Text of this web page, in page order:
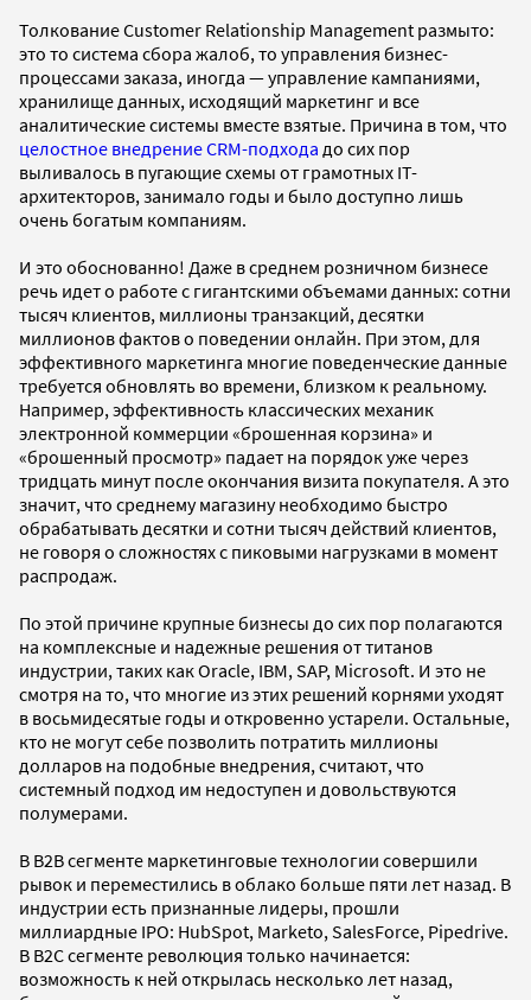
Толкование Сustomer Relationship Management размыто:
это то система сбора жалоб, то управления бизнес-
процессами заказа, иногда — управление кампаниями,
хранилище данных, исходящий маркетинг и все
аналитические системы вместе взятые. Причина в том, что
целостное внедрение CRM-подхода до сих пор
выливалось в пугающие схемы от грамотных IT-
архитекторов, занимало годы и было доступно лишь
очень богатым компаниям.
И это обоснованно! Даже в среднем розничном бизнесе
речь идет о работе с гигантскими объемами данных: сотни
тысяч клиентов, миллионы транзакций, десятки
миллионов фактов о поведении онлайн. При этом, для
эффективного маркетинга многие поведенческие данные
требуется обновлять во времени, близком к реальному.
Например, эффективность классических механик
электронной коммерции «брошенная корзина» и
«брошенный просмотр» падает на порядок уже через
тридцать минут после окончания визита покупателя. А это
значит, что среднему магазину необходимо быстро
обрабатывать десятки и сотни тысяч действий клиентов,
не говоря о сложностях с пиковыми нагрузками в момент
распродаж.
По этой причине крупные бизнесы до сих пор полагаются
на комплексные и надежные решения от титанов
индустрии, таких как Oracle, IBM, SAP, Microsoft. И это не
смотря на то, что многие из этих решений корнями уходят
в восьмидесятые годы и откровенно устарели. Остальные,
кто не могут себе позволить потратить миллионы
долларов на подобные внедрения, считают, что
системный подход им недоступен и довольствуются
полумерами.
В B2B сегменте маркетинговые технологии совершили
рывок и переместились в облако больше пяти лет назад. В
индустрии есть признанные лидеры, прошли
миллиардные IPO: HubSpot, Marketo, SalesForce, Pipedrive.
В B2C сегменте революция только начинается:
возможность к ней открылась несколько лет назад,